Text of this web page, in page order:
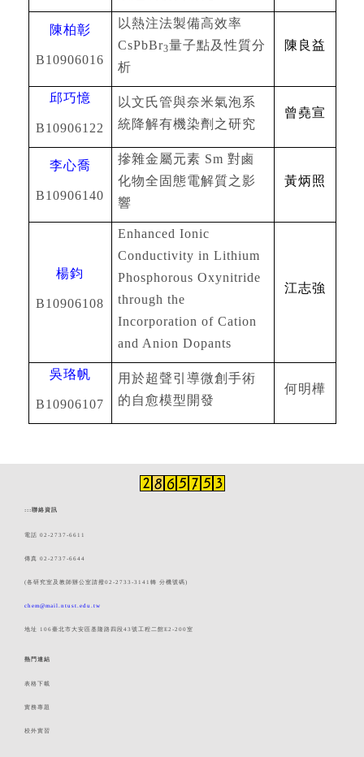
陳柏彰
B10906016
以熱注法製備高效率
CsPbBr3量子點及性質分
析
陳良益
邱巧憶
B10906122
以文氏管與奈米氣泡系
統降解有機染劑之研究
曾堯宣
李心喬
B10906140
摻雜金屬元素 Sm 對鹵
化物全固態電解質之影
響
黃炳照
楊鈞
B10906108
Enhanced Ionic
Conductivity in Lithium
Phosphorous Oxynitride
through the
Incorporation of Cation
and Anion Dopants
江志強
吳珞帆
B10906107
用於超聲引導微創手術
的自愈模型開發
何明樺
::: 聯絡資訊
電話 02-2737-6611
傳真 02-2737-6644
(各研究室及教師辦公室請撥02-2733-3141轉 分機號碼)
chem@mail.ntust.edu.tw
地址 106臺北市大安區基隆路四段43號工程二館E2-200室
熱門連結
表格下載
實務專題
校外實習